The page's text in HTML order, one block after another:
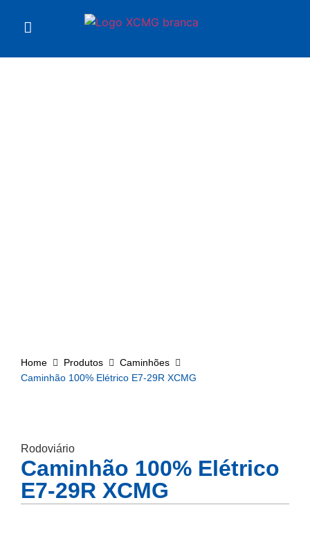
Home Produtos
Caminhões
Caminhão 100% Elétrico E7-29R XCMG
Rodoviário
Caminhão 100% Elétrico
E7-29R XCMG